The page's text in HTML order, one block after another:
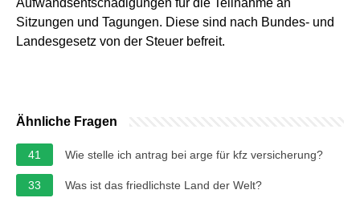
Sitzungen und Tagungen. Diese sind nach Bundes- und
Landesgesetz von der Steuer befreit.
Ähnliche Fragen
41 Wie stelle ich antrag bei arge für kfz versicherung?
33 Was ist das friedlichste Land der Welt?